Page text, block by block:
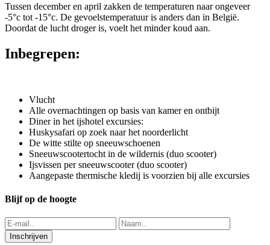
Tussen december en april zakken de temperaturen naar ongeveer
-5°c tot -15°c. De gevoelstemperatuur is anders dan in België.
Doordat de lucht droger is, voelt het minder koud aan.
Inbegrepen:
Vlucht
Alle overnachtingen op basis van kamer en ontbijt
Diner in het ijshotel excursies:
Huskysafari op zoek naar het noorderlicht
De witte stilte op sneeuwschoenen
Sneeuwscootertocht in de wildernis (duo scooter)
Ijsvissen per sneeuwscooter (duo scooter)
Aangepaste thermische kledij is voorzien bij alle excursies
Blijf op de hoogte